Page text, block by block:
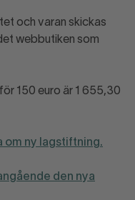
och varan skickas
webbutiken som
150 euro är 1 655,30
om ny lagstiftning.
den nya